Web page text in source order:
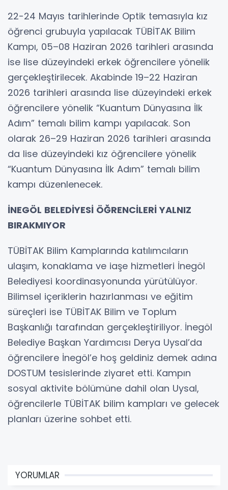
22-24 Mayıs tarihlerinde Optik temasıyla kız
öğrenci grubuyla yapılacak TÜBİTAK Bilim
Kampı, 05–08 Haziran 2026 tarihleri arasında
ise lise düzeyindeki erkek öğrencilere yönelik
gerçekleştirilecek. Akabinde 19–22 Haziran
2026 tarihleri arasında lise düzeyindeki erkek
öğrencilere yönelik “Kuantum Dünyasına İlk
Adım” temalı bilim kampı yapılacak. Son
olarak 26–29 Haziran 2026 tarihleri arasında
da lise düzeyindeki kız öğrencilere yönelik
“Kuantum Dünyasına İlk Adım” temalı bilim
kampı düzenlenecek.
İNEGÖL BELEDİYESİ ÖĞRENCİLERİ YALNIZ
BIRAKMIYOR
TÜBİTAK Bilim Kamplarında katılımcıların
ulaşım, konaklama ve iaşe hizmetleri İnegöl
Belediyesi koordinasyonunda yürütülüyor.
Bilimsel içeriklerin hazırlanması ve eğitim
süreçleri ise TÜBİTAK Bilim ve Toplum
Başkanlığı tarafından gerçekleştiriliyor. İnegöl
Belediye Başkan Yardımcısı Derya Uysal’da
öğrencilere İnegöl’e hoş geldiniz demek adına
DOSTUM tesislerinde ziyaret etti. Kampın
sosyal aktivite bölümüne dahil olan Uysal,
öğrencilerle TÜBİTAK bilim kampları ve gelecek
planları üzerine sohbet etti.
YORUMLAR